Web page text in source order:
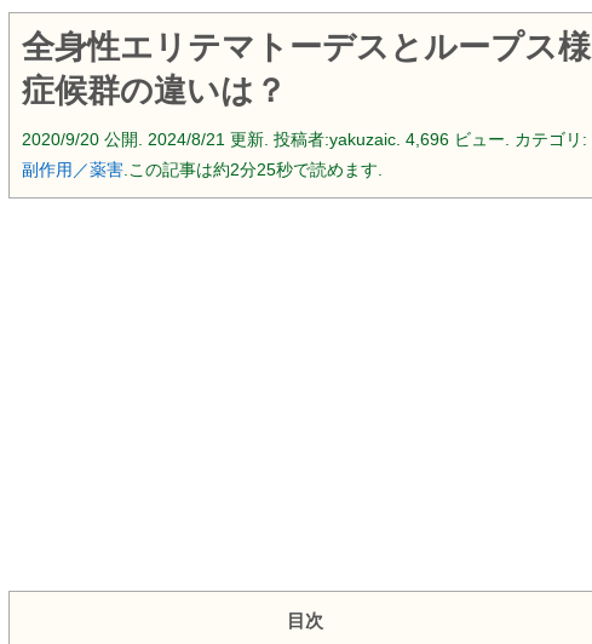
全身性エリテマトーデスとループス様
症候群の違いは？
2020/9/20 公開. 2024/8/21 更新. 投稿者:yakuzaic. 4,696 ビュー. カテゴリ:
副作用／薬害 .この記事は約2分25秒で読めます.
目次